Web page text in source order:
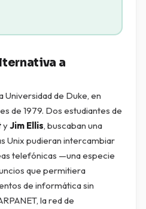
a
Universidad de Duke, en
de 1979. Dos estudiantes de
yJim Ellis, buscaban una
Unix pudieran intercambiar
telefónicas —una especie
que permitiera
de informática sin
la red de